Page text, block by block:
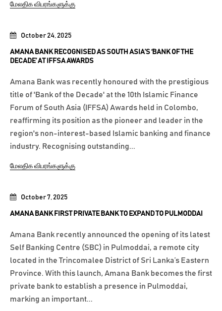
October 7, 2025
AMANA BANK FIRST PRIVATE BANK TO EXPAND TO PULMODDAI
Amana Bank recently announced the opening of its latest
Self Banking Centre (SBC) in Pulmoddai, a remote city
located in the Trincomalee District of Sri Lanka’s Eastern
Province. With this launch, Amana Bank becomes the first
private bank to establish a presence in Pulmoddai,
marking an important...
October 24, 2025
AMANA BANK RECOGNISED AS SOUTH ASIA’S ‘BANK OF THE
DECADE’ AT IFFSA AWARDS
Amana Bank was recently honoured with the prestigious
title of 'Bank of the Decade' at the 10th Islamic Finance
Forum of South Asia (IFFSA) Awards held in Colombo,
reaffirming its position as the pioneer and leader in the
region's non-interest-based Islamic banking and finance
industry. Recognising outstanding...
மேலதிக விபரங்களுக்கு
மேலதிக விபரங்களுக்கு